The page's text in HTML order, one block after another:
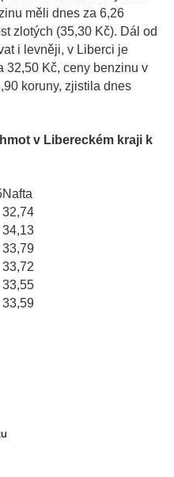
měli dnes za 6,26
zlotých (35,30 Kč). Dál od
i levněji, v Liberci je
32,50 Kč, ceny benzinu v
koruny, zjistila dnes
v Libereckém kraji k
Nafta
32,74
34,13
33,79
33,72
33,55
33,59